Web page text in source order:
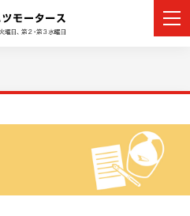
カーラインナップ
展示車・試乗車
店舗情報